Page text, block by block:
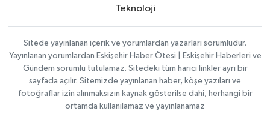
Teknoloji
Sitede yayınlanan içerik ve yorumlardan yazarları sorumludur.
Yayınlanan yorumlardan Eskişehir Haber Ötesi | Eskişehir Haberleri ve
Gündem sorumlu tutulamaz. Sitedeki tüm harici linkler ayrı bir
sayfada açılır. Sitemizde yayınlanan haber, köşe yazıları ve
fotoğraflar izin alınmaksızın kaynak gösterilse dahi, herhangi bir
ortamda kullanılamaz ve yayınlanamaz